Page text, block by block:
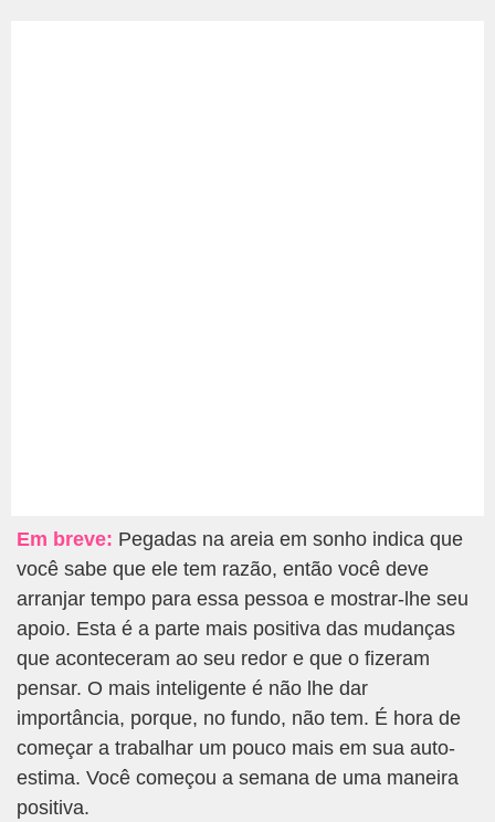
Em breve: Pegadas na areia em sonho indica que
você sabe que ele tem razão, então você deve
arranjar tempo para essa pessoa e mostrar-lhe seu
apoio. Esta é a parte mais positiva das mudanças
que aconteceram ao seu redor e que o fizeram
pensar. O mais inteligente é não lhe dar
importância, porque, no fundo, não tem. É hora de
começar a trabalhar um pouco mais em sua auto-
estima. Você começou a semana de uma maneira
positiva.